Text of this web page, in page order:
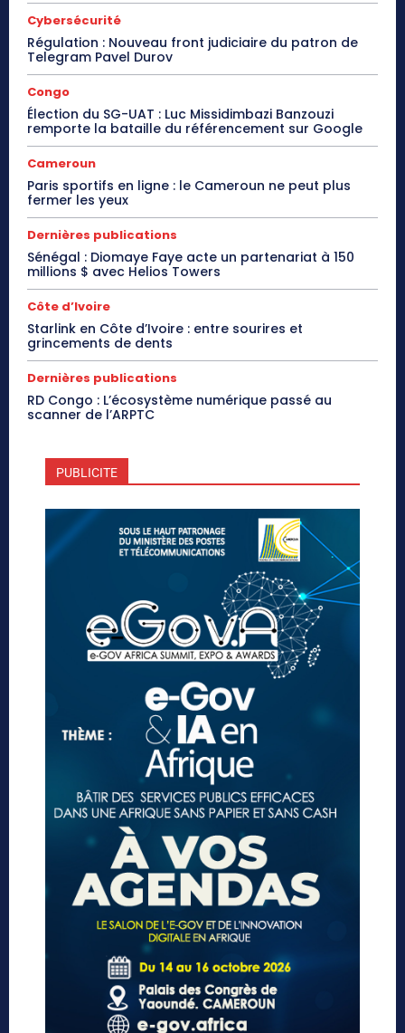
Cybersécurité
Régulation : Nouveau front judiciaire du patron de
Telegram Pavel Durov
Congo
Élection du SG-UAT : Luc Missidimbazi Banzouzi
remporte la bataille du référencement sur Google
Cameroun
Paris sportifs en ligne : le Cameroun ne peut plus
fermer les yeux
Dernières publications
Sénégal : Diomaye Faye acte un partenariat à 150
millions $ avec Helios Towers
Côte d’Ivoire
Starlink en Côte d’Ivoire : entre sourires et
grincements de dents
Dernières publications
RD Congo : L’écosystème numérique passé au
scanner de l’ARPTC
PUBLICITE